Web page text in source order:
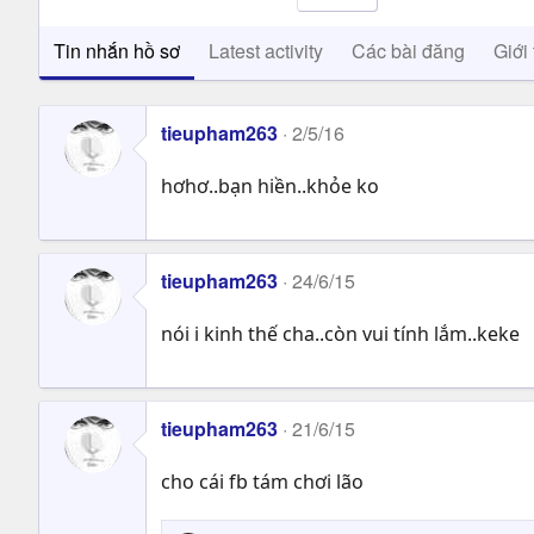
Tin nhắn hồ sơ Latest activity Các bài đăng Giới
tieupham263 2/5/16
hơhơ..bạn hiền..khỏe ko
tieupham263 24/6/15
nói i kinh thế cha..còn vui tính lắm..keke
tieupham263 21/6/15
cho cái fb tám chơi lão